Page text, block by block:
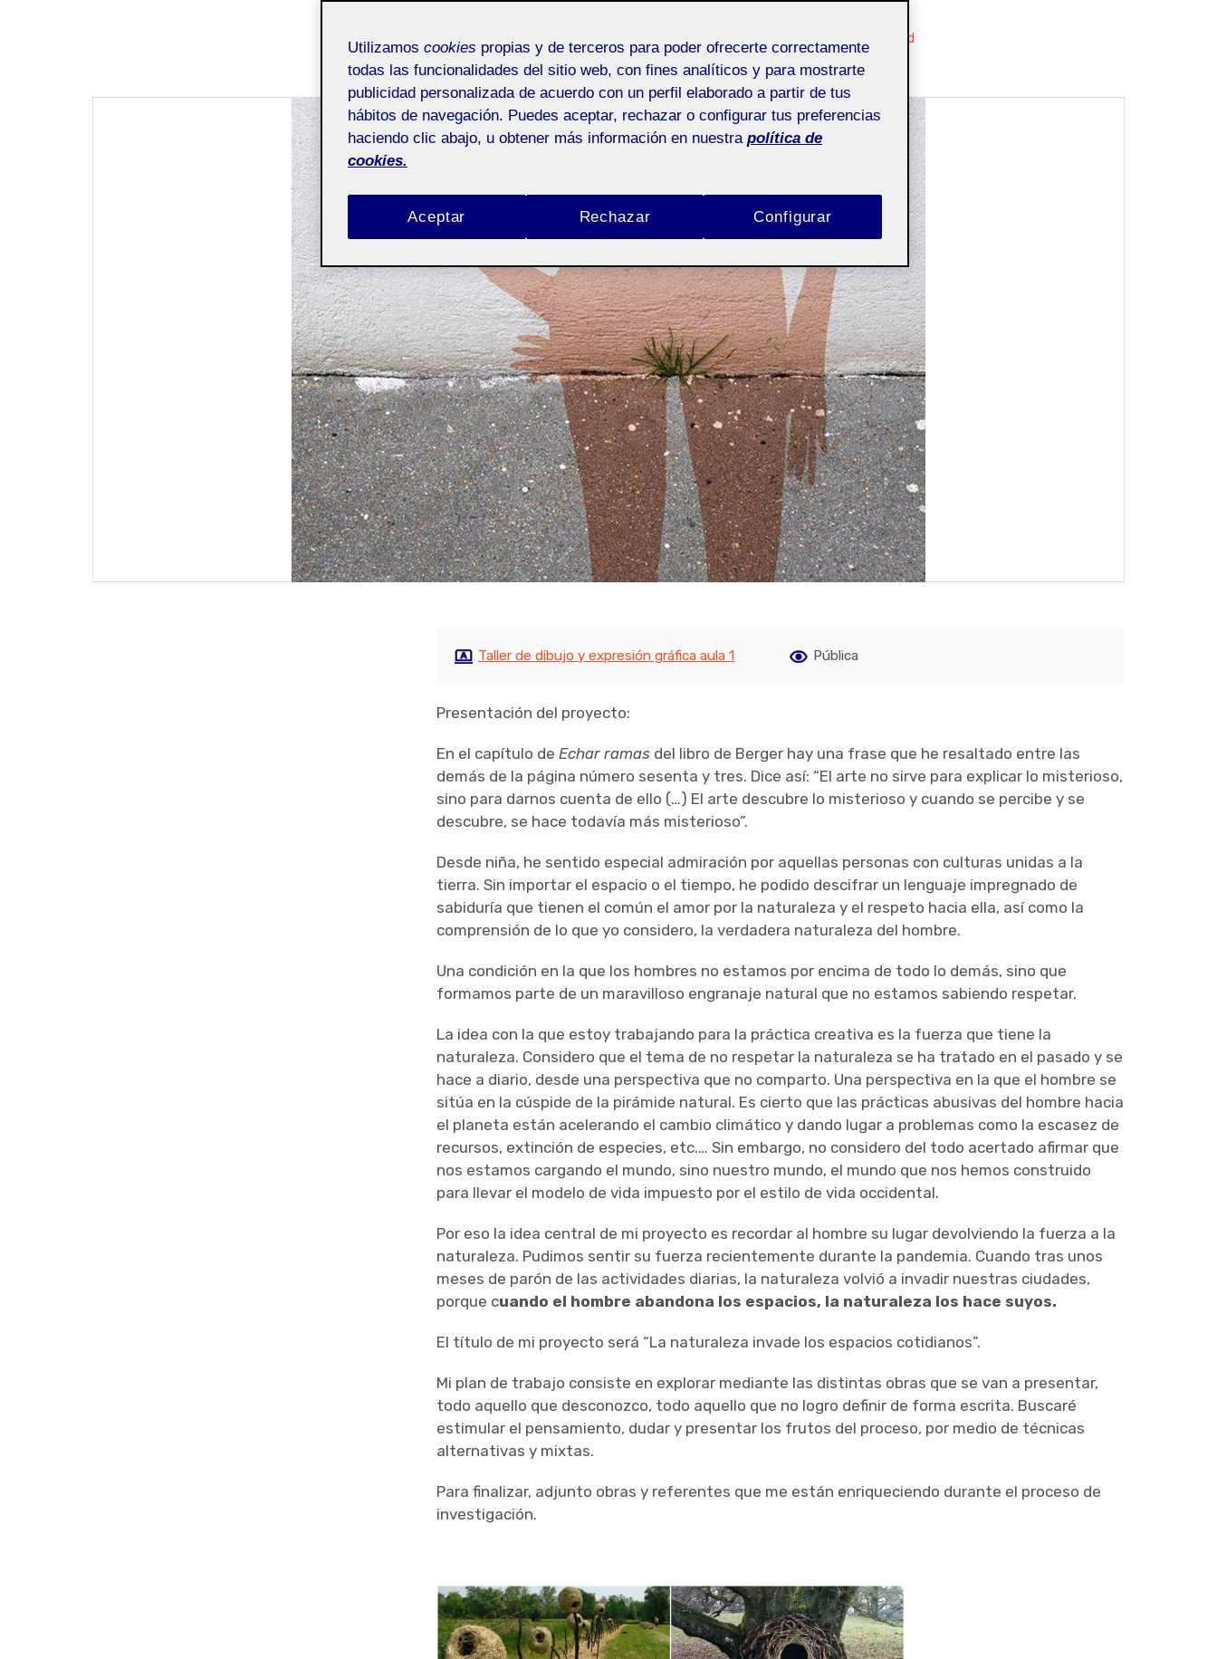
Myriam Guadalupe Ortiz de Urbina González 18 mayo, 2022 Uncategorized
entradas
Next
Taller de dibujo y expresión gráfica aula 1 Pública
Presentación del proyecto:
En el capítulo deEchar ramas del libro de Berger hay una frase que he resaltado entre las
demás de la página número sesenta y tres. Dice así: “El arte no sirve para explicar lo misterioso,
sino para darnos cuenta de ello (…) El arte descubre lo misterioso y cuando se percibe y se
descubre, se hace todavía más misterioso”.
Desde niña, he sentido especial admiración por aquellas personas con culturas unidas a la
tierra. Sin importar el espacio o el tiempo, he podido descifrar un lenguaje impregnado de
sabiduría que tienen el común el amor por la naturaleza y el respeto hacia ella, así como la
comprensión de lo que yo considero, la verdadera naturaleza del hombre.
Una condición en la que los hombres no estamos por encima de todo lo demás, sino que
formamos parte de un maravilloso engranaje natural que no estamos sabiendo respetar.
La idea con la que estoy trabajando para la práctica creativa es la fuerza que tiene la
naturaleza. Considero que el tema de no respetar la naturaleza se ha tratado en el pasado y se
hace a diario, desde una perspectiva que no comparto. Una perspectiva en la que el hombre se
sitúa en la cúspide de la pirámide natural. Es cierto que las prácticas abusivas del hombre hacia
el planeta están acelerando el cambio climático y dando lugar a problemas como la escasez de
recursos, extinción de especies, etc.… Sin embargo, no considero del todo acertado afirmar que
nos estamos cargando el mundo, sino nuestro mundo, el mundo que nos hemos construido
para llevar el modelo de vida impuesto por el estilo de vida occidental.
Por eso la idea central de mi proyecto es recordar al hombre su lugar devolviendo la fuerza a la
naturaleza. Pudimos sentir su fuerza recientemente durante la pandemia. Cuando tras unos
meses de parón de las actividades diarias, la naturaleza volvió a invadir nuestras ciudades,
porque cuando el hombre abandona los espacios, la naturaleza los hace suyos.
El título de mi proyecto será “La naturaleza invade los espacios cotidianos”.
Mi plan de trabajo consiste en explorar mediante las distintas obras que se van a presentar,
todo aquello que desconozco, todo aquello que no logro definir de forma escrita. Buscaré
estimular el pensamiento, dudar y presentar los frutos del proceso, por medio de técnicas
alternativas y mixtas.
Para finalizar, adjunto obras y referentes que me están enriqueciendo durante el proceso de
investigación.
Utilizamos cookies propias y de terceros para poder ofrecerte correctamente
todas las funcionalidades del sitio web, con fines analíticos y para mostrarte
publicidad personalizada de acuerdo con un perfil elaborado a partir de tus
hábitos de navegación. Puedes aceptar, rechazar o configurar tus preferencias
haciendo clic abajo, u obtener más información en nuestra política de
cookies.
Rechazar
Aceptar Configurar